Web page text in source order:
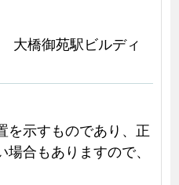
大橋御苑駅ビルディ
を示すものであり、正
合もありますので、